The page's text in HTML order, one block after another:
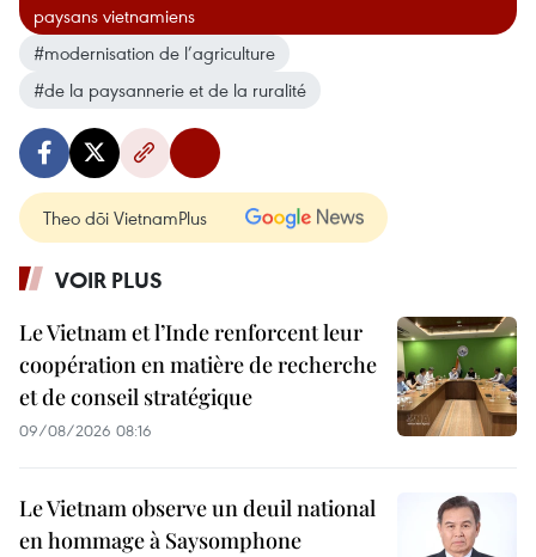
paysans vietnamiens
#modernisation de l’agriculture
#de la paysannerie et de la ruralité
Theo dõi VietnamPlus
VOIR PLUS
Le Vietnam et l’Inde renforcent leur
coopération en matière de recherche
et de conseil stratégique
09/08/2026 08:16
Le Vietnam observe un deuil national
en hommage à Saysomphone